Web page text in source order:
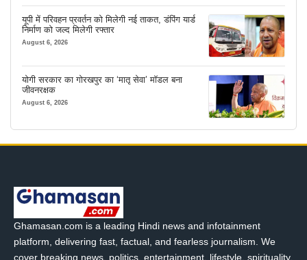
यूपी में परिवहन प्रवर्तन को मिलेगी नई ताकत, डंपिंग यार्ड
निर्माण को जल्द मिलेगी रफ्तार
August 6, 2026
योगी सरकार का गोरखपुर का ‘मातृ सेवा’ मॉडल बना
जीवनरक्षक
August 6, 2026
Ghamasan.com is a leading Hindi news and infotainment
platform, delivering fast, factual, and fearless journalism. We
cover breaking news, politics, entertainment, lifestyle, spirituality,